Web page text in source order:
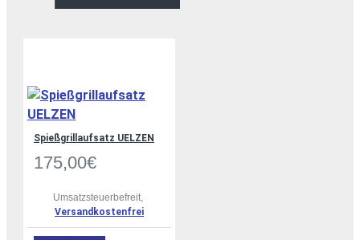
Spießgrillaufsatz UELZEN
175,00€
Umsatzsteuerbefreit,
Versandkostenfrei